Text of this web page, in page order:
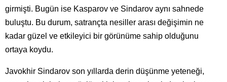
girmişti. Bugün ise Kasparov ve Sindarov aynı sahnede
buluştu. Bu durum, satrançta nesiller arası değişimin ne
kadar güzel ve etkileyici bir görünüme sahip olduğunu
ortaya koydu.
Javokhir Sindarov son yıllarda derin düşünme yeteneği,